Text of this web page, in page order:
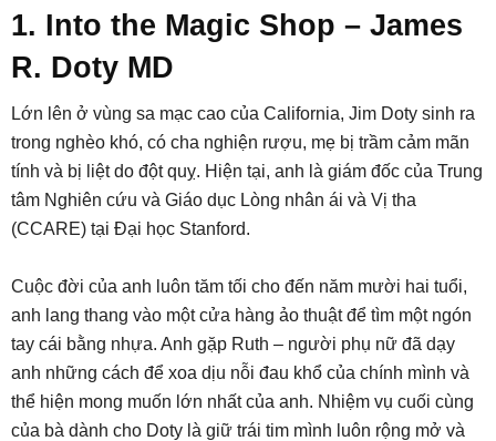
1. Into the Magic Shop – James
R. Doty MD
Lớn lên ở vùng sa mạc cao của California, Jim Doty sinh ra
trong nghèo khó, có cha nghiện rượu, mẹ bị trầm cảm mãn
tính và bị liệt do đột quỵ. Hiện tại, anh là giám đốc của Trung
tâm Nghiên cứu và Giáo dục Lòng nhân ái và Vị tha
(CCARE) tại Đại học Stanford.
Cuộc đời của anh luôn tăm tối cho đến năm mười hai tuổi,
anh lang thang vào một cửa hàng ảo thuật để tìm một ngón
tay cái bằng nhựa. Anh gặp Ruth – người phụ nữ đã dạy
anh những cách để xoa dịu nỗi đau khổ của chính mình và
thể hiện mong muốn lớn nhất của anh. Nhiệm vụ cuối cùng
của bà dành cho Doty là giữ trái tim mình luôn rộng mở và